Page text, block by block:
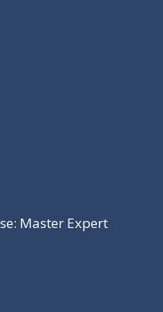
Master Expert